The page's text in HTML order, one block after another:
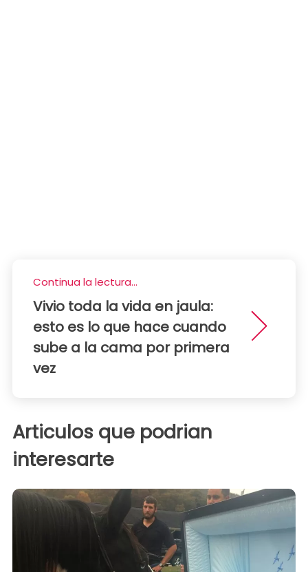
Continua la lectura...
Vivio toda la vida en jaula:
esto es lo que hace cuando
sube a la cama por primera
vez
Articulos que podrian
interesarte